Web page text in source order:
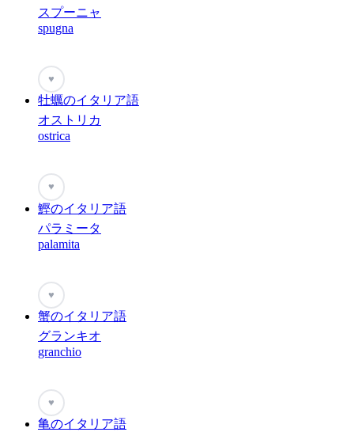
スプーニャ
spugna
♥
牡蠣のイタリア語
オストリカ
ostrica
♥
鰹のイタリア語
パラミータ
palamita
♥
蟹のイタリア語
グランキオ
granchio
♥
亀のイタリア語